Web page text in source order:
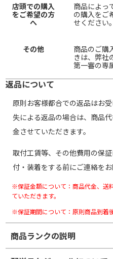
店頭での購入
をご希望の方
へ
商品によっ
の購入をご
せください。
その他
商品のご購
きは、弊社
第一審の専
返品について
原則お客様都合での返品はお
失による返品の場合は、商品
金させていただきます。
取付工賃等、その他費用の保
付・装着をする前にご連絡をお
※保証金額について：商品代金、送
ていただきます。
※保証期間について：原則商品到着
商品ランクの説明
※商品ランクは出品者の主観に